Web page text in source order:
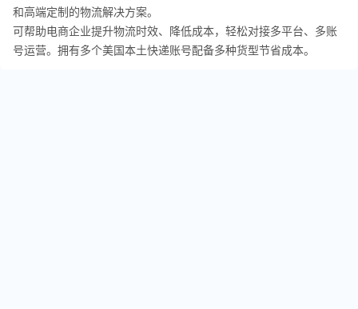
和高端定制的物流解决方案。
可帮助电商企业提升物流时效、降低成本，轻松对接多平台、多账